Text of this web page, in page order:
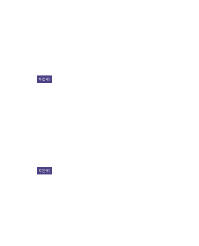
पटना
पटना